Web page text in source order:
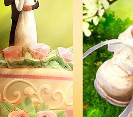
De Feiten over Drugs
United for Human Rights
Citizens Commission on Human Rights
Scientology Volunteer Ministers
Diensten voor beginners